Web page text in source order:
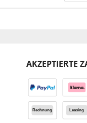
AKZEPTIERTE